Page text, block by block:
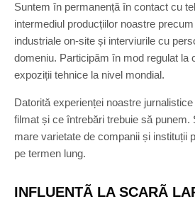
Suntem în permanență în contact cu
intermediul producțiilor noastre
industriale on-site și interviurile cu
domeniu. Participăm în mod regulat la
expoziții tehnice la nivel mondial.
Datorită experienței noastre
filmat și ce întrebări trebuie să punem.
mare varietate de companii și instituții
pe termen lung.
INFLUENTÃ LA SCARÃ